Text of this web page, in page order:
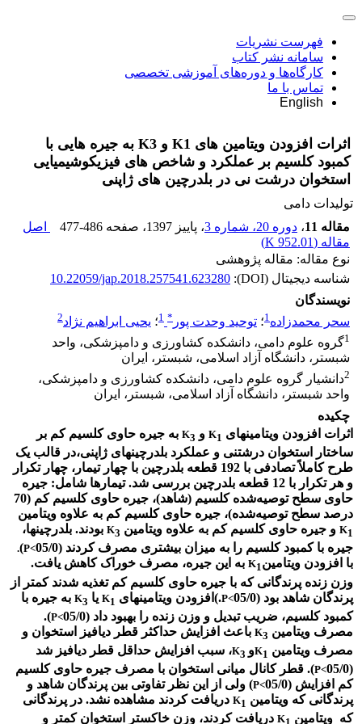
فهرست نشریات
سامانه نشر کتاب
کارگاه‌ها و دوره‌های آموزشی تخصصی
تماس با ما
English
اثرات افزودن ویتامین های K1 و K3 به جیره هایی با
کمبود کلسیم بر عملکرد و شاخص های فیزیکوشیمیایی
استخوان درشت نی در بلدرچین های ژاپنی
تولیدات دامی
مقاله 11
، دوره 20، شماره 3 ، پاییز 1397 ، صفحه 477-486
اصل
مقاله (952.01 K
)
نوع مقاله: مقاله پژوهشی
شناسه دیجیتال (DOI):
10.22059/jap.2018.257541.623280
نویسندگان
سحر محمدزاده1؛ توحید وحدت پور *
1؛ یحیی ابراهیم نژاد2
1گروه علوم دامی، دانشکده کشاورزی و دامپزشکی، واحد
شبستر، دانشگاه آزاد اسلامی، شبستر، ایران
2دانشیار گروه علوم دامی، دانشکده کشاورزی و دامپزشکی،
واحد شبستر، دانشگاه آزاد اسلامی، شبستر، ایران
چکیده
اثرات افزودن ویتامین­های 1
K و 3
K به جیره حاویکلسیم کم بر
ساختار استخوان درشت­نی و عملکرد بلدرچین­های ژاپنی،در قالب یک
طرح کاملاً تصادفی با 192 قطعه بلدرچین با چهار تیمار، چهار تکرار
و هر تکرار با 12 قطعه بلدرچین بررسی شد. تیمارها شامل: جیره
حاوی سطح توصیه
­شده کلسیم (شاهد)،­ جیره حاوی کلسیم کم (70
درصد سطح توصیه­شده)، جیره حاوی کلسیم کم به علاوه ویتامین
1
K و جیره حاوی کلسیم کم به علاوه ویتامین 3
K بودند. بلدرچین­ها،
جیره با کمبود کلسیم را به میزان بیشتری مصرف کردند (05/0
P<
)
.
با افزودن ویتامین1
K به این جیره، مصرف خوراک کاهش یافت.
وزن زنده پرندگانی که با جیره حاوی کلسیم کم تغذیه شدند کمتر از
پرندگان شاهد بود (05/0
P<
.) افزودن ویتامین­های 1
K یا 3
K به جیره با
کمبود کلسیم، ضریب تبدیل و وزن زنده را بهبود داد (05/0
P<
).
مصرف ویتامین 3
K باعث افزایش حداکثر قطر دیافیز استخوان و
مصرف ویتامین 1
Kو3
K، سبب افزایش حداقل قطر دیافیز شد
(05/0
P<). قطر کانال میانی استخوان با مصرف جیره حاوی کلسیم
کم افزایش (05/0
P<) ولی از این نظر تفاوتی بین پرندگان شاهد و
پرندگانی که ویتامین ­ 1
K دریافت کردند مشاهده نشد. در پرندگانی
که ویتامین
K دریافت کردند، وزن خاکستر استخوان کمتر و